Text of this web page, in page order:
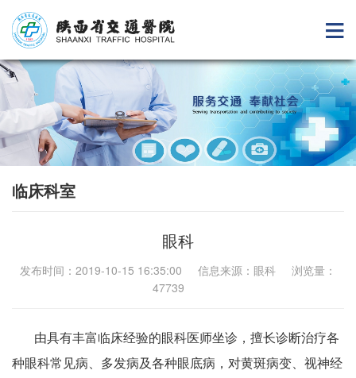
临床科室
眼科
发布时间：2019-10-15 16:35:00 信息来源：眼科 浏览量：
47739
由具有丰富临床经验的眼科医师坐诊，擅长诊断治疗各
种眼科常见病、多发病及各种眼底病，对黄斑病变、视神经